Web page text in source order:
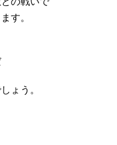
す。
ょう。